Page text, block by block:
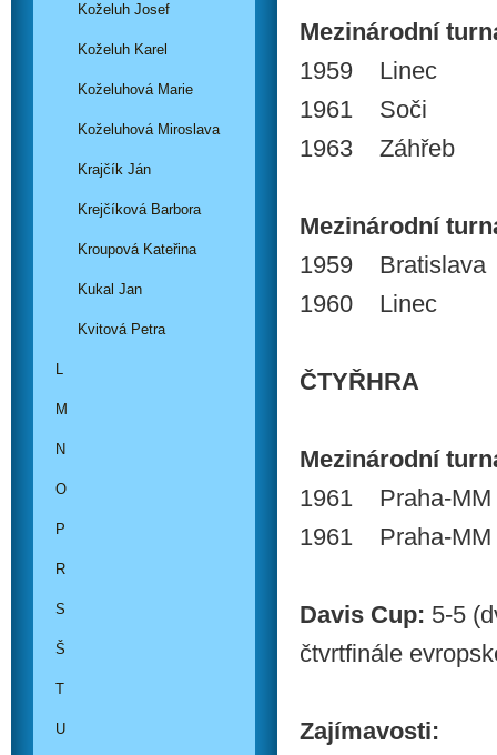
Mezinárodní
1959 Linec
1961 Soči
1963 Záhřeb
Mezinárodní
1959 Bratislava
1960 Linec
ČTYŘHRA
Mezinárodní
1961 Praha-MM
1961 Praha-MM
Davis Cup: 5-5
čtvrtfinále
Zajímavosti:
Koželuh Josef
Koželuh Karel
Koželuhová Marie
Koželuhová Miroslava
Krajčík Ján
Krejčíková Barbora
Kroupová Kateřina
Kukal Jan
Kvitová Petra
L
M
N
O
P
R
S
Š
T
U